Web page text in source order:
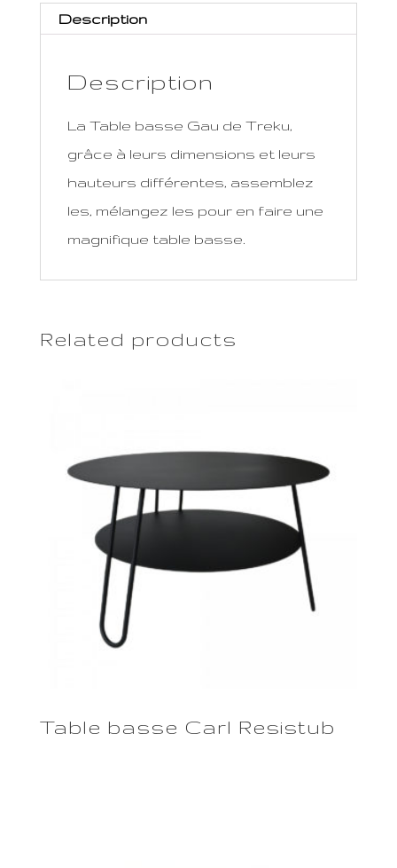
Description
Description
La Table basse Gau de Treku,
grâce à leurs dimensions et leurs
hauteurs différentes, assemblez
les, mélangez les pour en faire une
magnifique table basse.
Related products
Table basse Carl Resistub